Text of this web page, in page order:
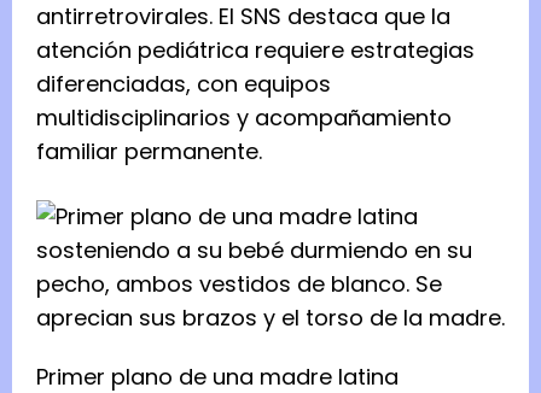
antirretrovirales. El SNS destaca que la
atención pediátrica requiere estrategias
diferenciadas, con equipos
multidisciplinarios y acompañamiento
familiar permanente.
Primer plano de una madre latina